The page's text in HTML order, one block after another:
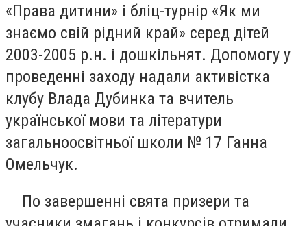
«Права дитини» і бліц-турнір «Як ми
знаємо свій рідний край» серед дітей
2003-2005 р.н. і дошкільнят. Допомогу у
проведенні заходу надали активістка
клубу Влада Дубинка та вчитель
української мови та літератури
загальноосвітньої школи № 17 Ганна
Омельчук.
По завершенні свята призери та